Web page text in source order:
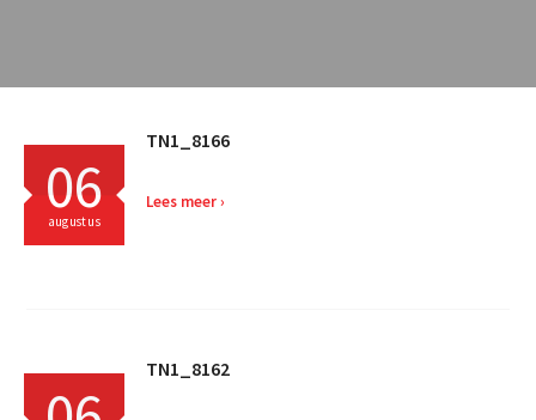
06
augustus
TN1_8166
Lees meer
TN1_8162